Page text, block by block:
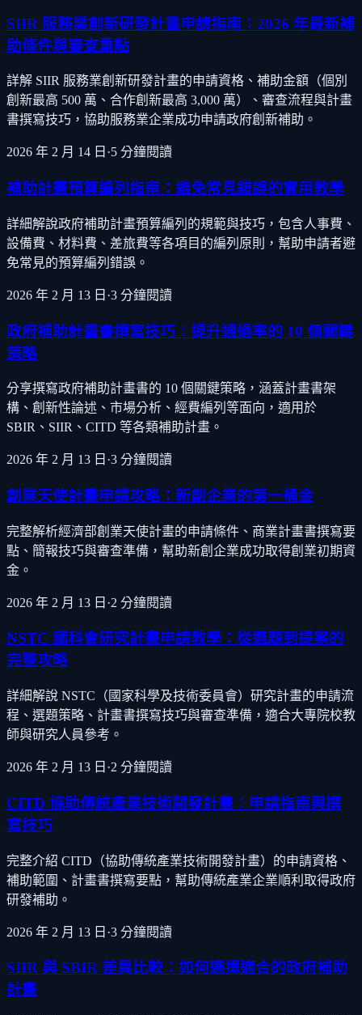
SIIR 服務業創新研發計畫申請指南：2026 年最新補
助條件與審查重點
詳解 SIIR 服務業創新研發計畫的申請資格、補助金額（個別
創新最高 500 萬、合作創新最高 3,000 萬）、審查流程與計畫
書撰寫技巧，協助服務業企業成功申請政府創新補助。
2026 年 2 月 14 日 ·5 分鐘閱讀
補助計畫預算編列指南：避免常見錯誤的實用教學
詳細解說政府補助計畫預算編列的規範與技巧，包含人事費、
設備費、材料費、差旅費等各項目的編列原則，幫助申請者避
免常見的預算編列錯誤。
2026 年 2 月 13 日 ·3 分鐘閱讀
政府補助計畫書撰寫技巧：提升通過率的 10 個關鍵
策略
分享撰寫政府補助計畫書的 10 個關鍵策略，涵蓋計畫書架
構、創新性論述、市場分析、經費編列等面向，適用於
SBIR、SIIR、CITD 等各類補助計畫。
2026 年 2 月 13 日 ·3 分鐘閱讀
創業天使計畫申請攻略：新創企業的第一桶金
完整解析經濟部創業天使計畫的申請條件、商業計畫書撰寫要
點、簡報技巧與審查準備，幫助新創企業成功取得創業初期資
金。
2026 年 2 月 13 日 ·2 分鐘閱讀
NSTC 國科會研究計畫申請教學：從選題到提案的
完整攻略
詳細解說 NSTC（國家科學及技術委員會）研究計畫的申請流
程、選題策略、計畫書撰寫技巧與審查準備，適合大專院校教
師與研究人員參考。
2026 年 2 月 13 日 ·2 分鐘閱讀
CITD 協助傳統產業技術開發計畫：申請指南與撰
寫技巧
完整介紹 CITD（協助傳統產業技術開發計畫）的申請資格、
補助範圍、計畫書撰寫要點，幫助傳統產業企業順利取得政府
研發補助。
2026 年 2 月 13 日 ·3 分鐘閱讀
SIIR 與 SBIR 差異比較：如何選擇適合的政府補助
計畫